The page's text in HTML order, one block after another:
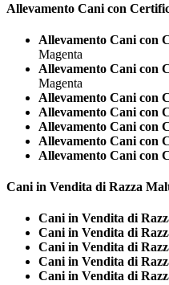
Allevamento Cani con
Allevamento Cani con
Magenta
Allevamento Cani con
Magenta
Allevamento Cani con
Allevamento Cani con
Allevamento Cani con
Allevamento Cani con
Allevamento Cani con
Cani in Vendita di Razza
Cani in Vendita di
Cani in Vendita di
Cani in Vendita di
Cani in Vendita di
Cani in Vendita di